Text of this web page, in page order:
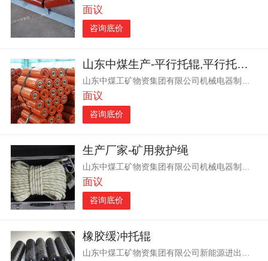
面议
咨询底价
山东中煤生产-平行托辊,平行托辊-质量,生产厂家-平行托辊
面议
咨询底价
生产厂家-矿用救护绳
面议
咨询底价
橡胶缓冲托辊